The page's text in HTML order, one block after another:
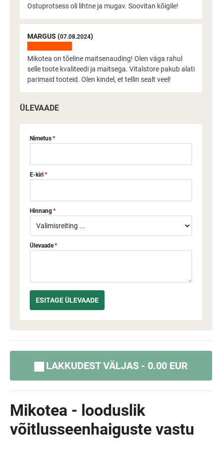
Ostuprotsess oli lihtne ja mugav. Soovitan kõigile!
MARGUS (07.08.2024)
Mikotea on tõeline maitsenauding! Olen väga rahul
selle toote kvaliteedi ja maitsega. Vitalstore pakub alati
parimaid tooteid. Olen kindel, et tellin sealt veel!
ÜLEVAADE
Nimetus*
E-kiri*
Hinnang*
Ülevaade*
LAKKUDEST VÄLJAS - 0.00 EUR
Mikotea - looduslik
võitlusseenhaiguste vastu